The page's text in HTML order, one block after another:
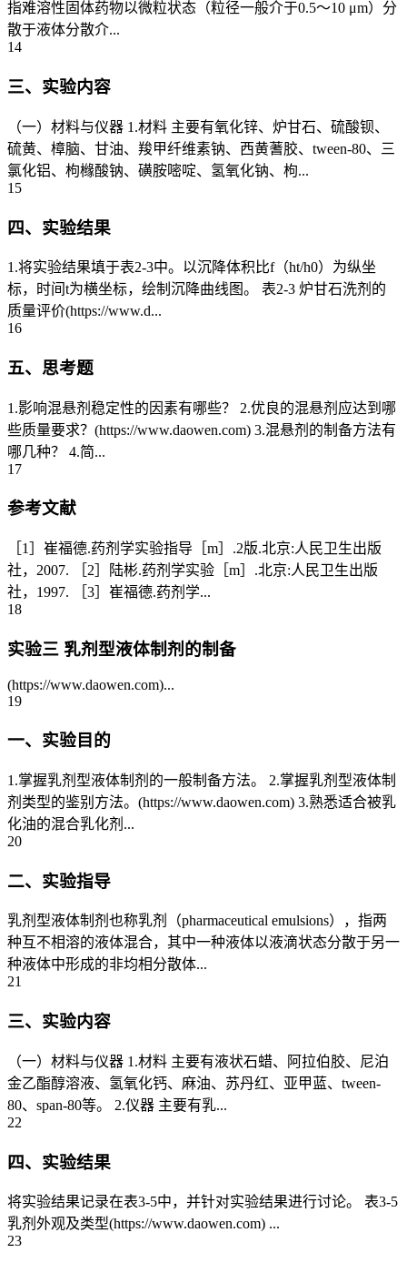
指难溶性固体药物以微粒状态（粒径一般介于0.5～10 μm）分
散于液体分散介...
14
三、实验内容
（一）材料与仪器 1.材料 主要有氧化锌、炉甘石、硫酸钡、
硫黄、樟脑、甘油、羧甲纤维素钠、西黄蓍胶、tween-80、三
氯化铝、枸橼酸钠、磺胺嘧啶、氢氧化钠、枸...
15
四、实验结果
1.将实验结果填于表2-3中。以沉降体积比f（ht/h0）为纵坐
标，时间t为横坐标，绘制沉降曲线图。 表2-3 炉甘石洗剂的
质量评价(https://www.d...
16
五、思考题
1.影响混悬剂稳定性的因素有哪些？ 2.优良的混悬剂应达到哪
些质量要求？(https://www.daowen.com) 3.混悬剂的制备方法有
哪几种？ 4.简...
17
参考文献
［1］崔福德.药剂学实验指导［m］.2版.北京:人民卫生出版
社，2007. ［2］陆彬.药剂学实验［m］.北京:人民卫生出版
社，1997. ［3］崔福德.药剂学...
18
实验三 乳剂型液体制剂的制备
(https://www.daowen.com)...
19
一、实验目的
1.掌握乳剂型液体制剂的一般制备方法。 2.掌握乳剂型液体制
剂类型的鉴别方法。(https://www.daowen.com) 3.熟悉适合被乳
化油的混合乳化剂...
20
二、实验指导
乳剂型液体制剂也称乳剂（pharmaceutical emulsions），指两
种互不相溶的液体混合，其中一种液体以液滴状态分散于另一
种液体中形成的非均相分散体...
21
三、实验内容
（一）材料与仪器 1.材料 主要有液状石蜡、阿拉伯胶、尼泊
金乙酯醇溶液、氢氧化钙、麻油、苏丹红、亚甲蓝、tween-
80、span-80等。 2.仪器 主要有乳...
22
四、实验结果
将实验结果记录在表3-5中，并针对实验结果进行讨论。 表3-5
乳剂外观及类型(https://www.daowen.com) ...
23